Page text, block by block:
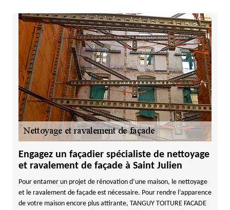
Engagez un façadier spécialiste de nettoyage
et ravalement de façade à Saint Julien
Pour entamer un projet de rénovation d’une maison, le nettoyage
et le ravalement de façade est nécessaire. Pour rendre l’apparence
de votre maison encore plus attirante, TANGUY TOITURE FACADE